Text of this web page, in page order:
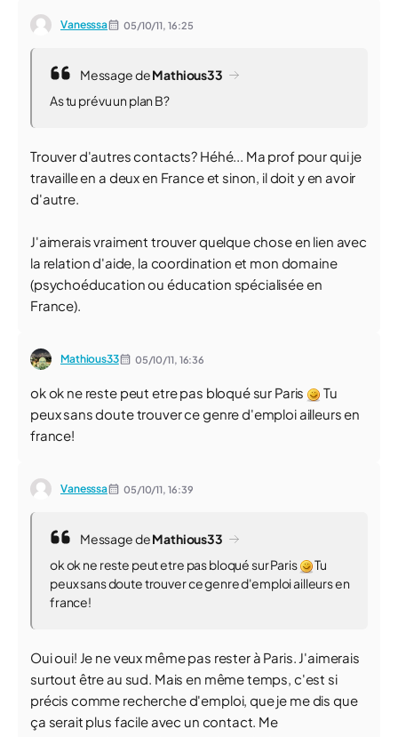
Vanesssa 05/10/11, 16:25
Message deMathious33
As tu prévu un plan B?
Trouver d'autres contacts? Héhé... Ma prof pour qui je
travaille en a deux en France et sinon, il doit y en avoir
d'autre.
J'aimerais vraiment trouver quelque chose en lien avec
la relation d'aide, la coordination et mon domaine
(psychoéducation ou éducation spécialisée en
France).
Mathious33 05/10/11, 16:36
ok ok ne reste peut etre pas bloqué sur Paris
Tu
peux sans doute trouver ce genre d'emploi ailleurs en
france!
Vanesssa 05/10/11, 16:39
Message deMathious33
ok ok ne reste peut etre pas bloqué sur Paris
Tu
peux sans doute trouver ce genre d'emploi ailleurs en
france!
Oui oui! Je ne veux même pas rester à Paris. J'aimerais
surtout être au sud. Mais en même temps, c'est si
précis comme recherche d'emploi, que je me dis que
ça serait plus facile avec un contact. Me